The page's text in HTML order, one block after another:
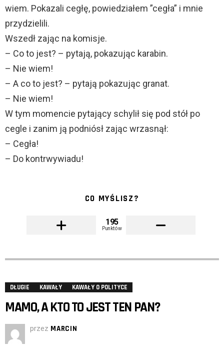
wiem. Pokazali cegłę, powiedziałem ”cegła” i mnie
przydzielili.
Wszedł zając na komisje.
– Co to jest? – pytają, pokazując karabin.
– Nie wiem!
– A co to jest? – pytają pokazując granat.
– Nie wiem!
W tym momencie pytający schylił się pod stół po
cegle i zanim ją podniósł zając wrzasnął:
– Cegła!
– Do kontrwywiadu!
CO MYŚLISZ?
195
Punktów
DŁUGIE KAWAŁY KAWAŁY O POLITYCE
MAMO, A KTO TO JEST TEN PAN?
przez MARCIN